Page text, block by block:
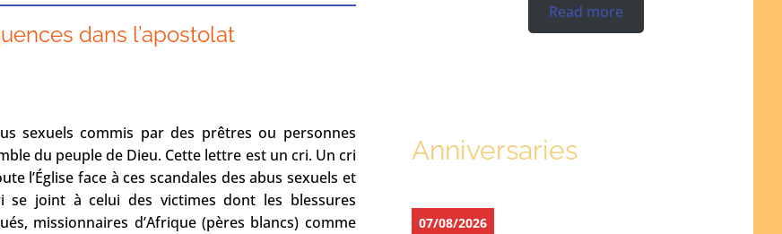
dans l’apostolat
sexuels commis par des prêtres ou personnes
du peuple de Dieu. Cette lettre est un cri. Un cri
l’Église face à ces scandales des abus sexuels et
se joint à celui des victimes dont les blessures
missionnaires d’Afrique (pères blancs) comme
Read more
Anniversaries
07/08/2026